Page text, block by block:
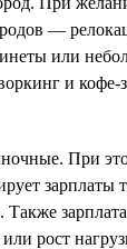
—
или
и
При
зарплаты
Также
рост